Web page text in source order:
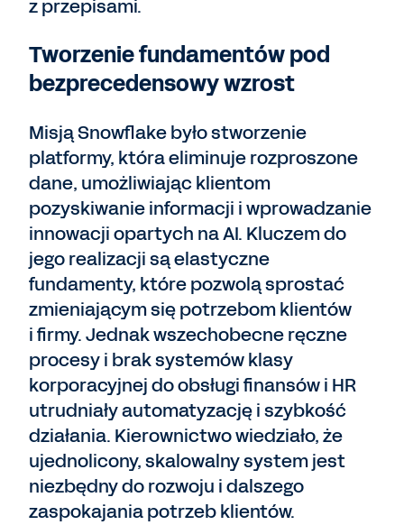
z przepisami.
Tworzenie fundamentów pod
bezprecedensowy wzrost
Misją Snowflake było stworzenie
platformy, która eliminuje rozproszone
dane, umożliwiając klientom
pozyskiwanie informacji i wprowadzanie
innowacji opartych na AI. Kluczem do
jego realizacji są elastyczne
fundamenty, które pozwolą sprostać
zmieniającym się potrzebom klientów
i firmy. Jednak wszechobecne ręczne
procesy i brak systemów klasy
korporacyjnej do obsługi finansów i HR
utrudniały automatyzację i szybkość
działania. Kierownictwo wiedziało, że
ujednolicony, skalowalny system jest
niezbędny do rozwoju i dalszego
zaspokajania potrzeb klientów.